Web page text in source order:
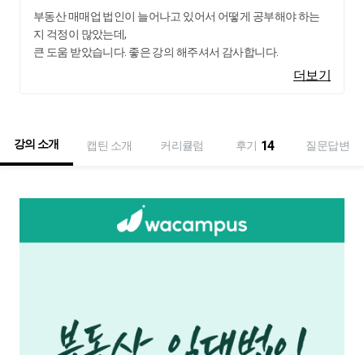
부동산 매매업 법인이 늘어나고 있어서 어떻게 공부해야 하는
지 걱정이 많았는데,
큰 도움 받았습니다. 좋은 강의 해주셔서 감사합니다.
더보기
강의 소개 캡틴 소개 커리큘럼 후기 14 질문답변